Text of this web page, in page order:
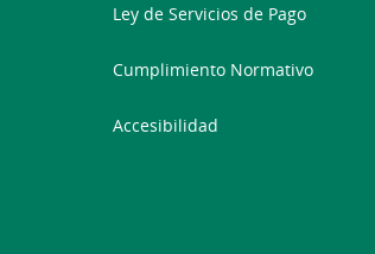
Ley de Servicios de Pago
Cumplimiento Normativo
Accesibilidad